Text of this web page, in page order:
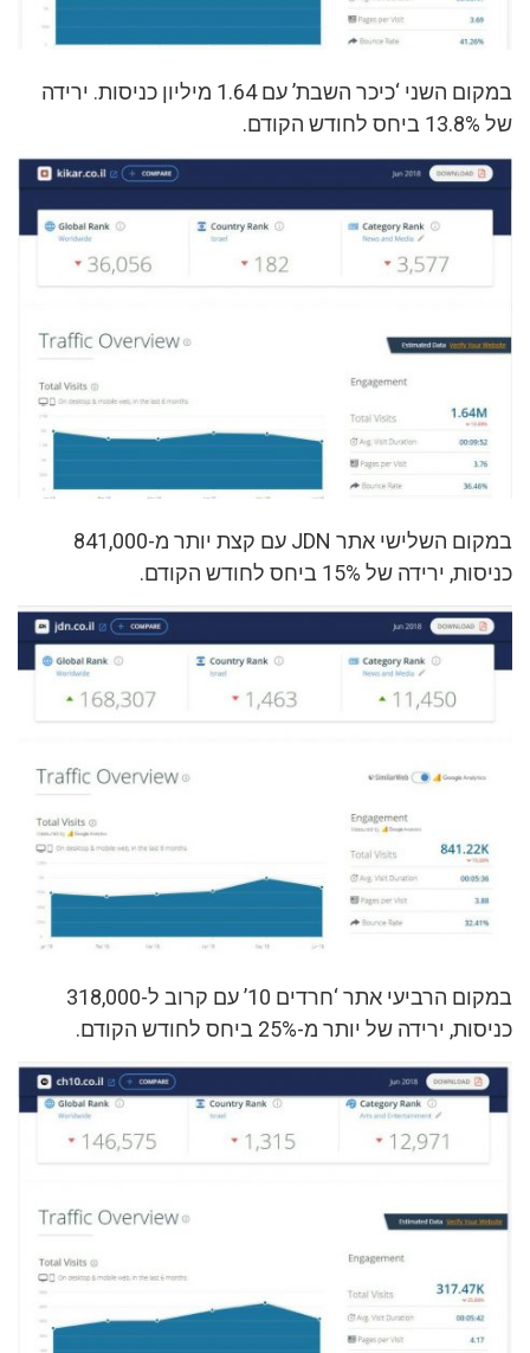
במקום השני ‘כיכר השבת’ עם 1.64 מיליון כניסות. ירידה
של 13.8% ביחס לחודש הקודם.
במקום השלישי אתר JDN עם קצת יותר מ-841,000
כניסות, ירידה של 15% ביחס לחודש הקודם.
במקום הרביעי אתר ‘חרדים 10’ עם קרוב ל-318,000
כניסות, ירידה של יותר מ-25% ביחס לחודש הקודם.